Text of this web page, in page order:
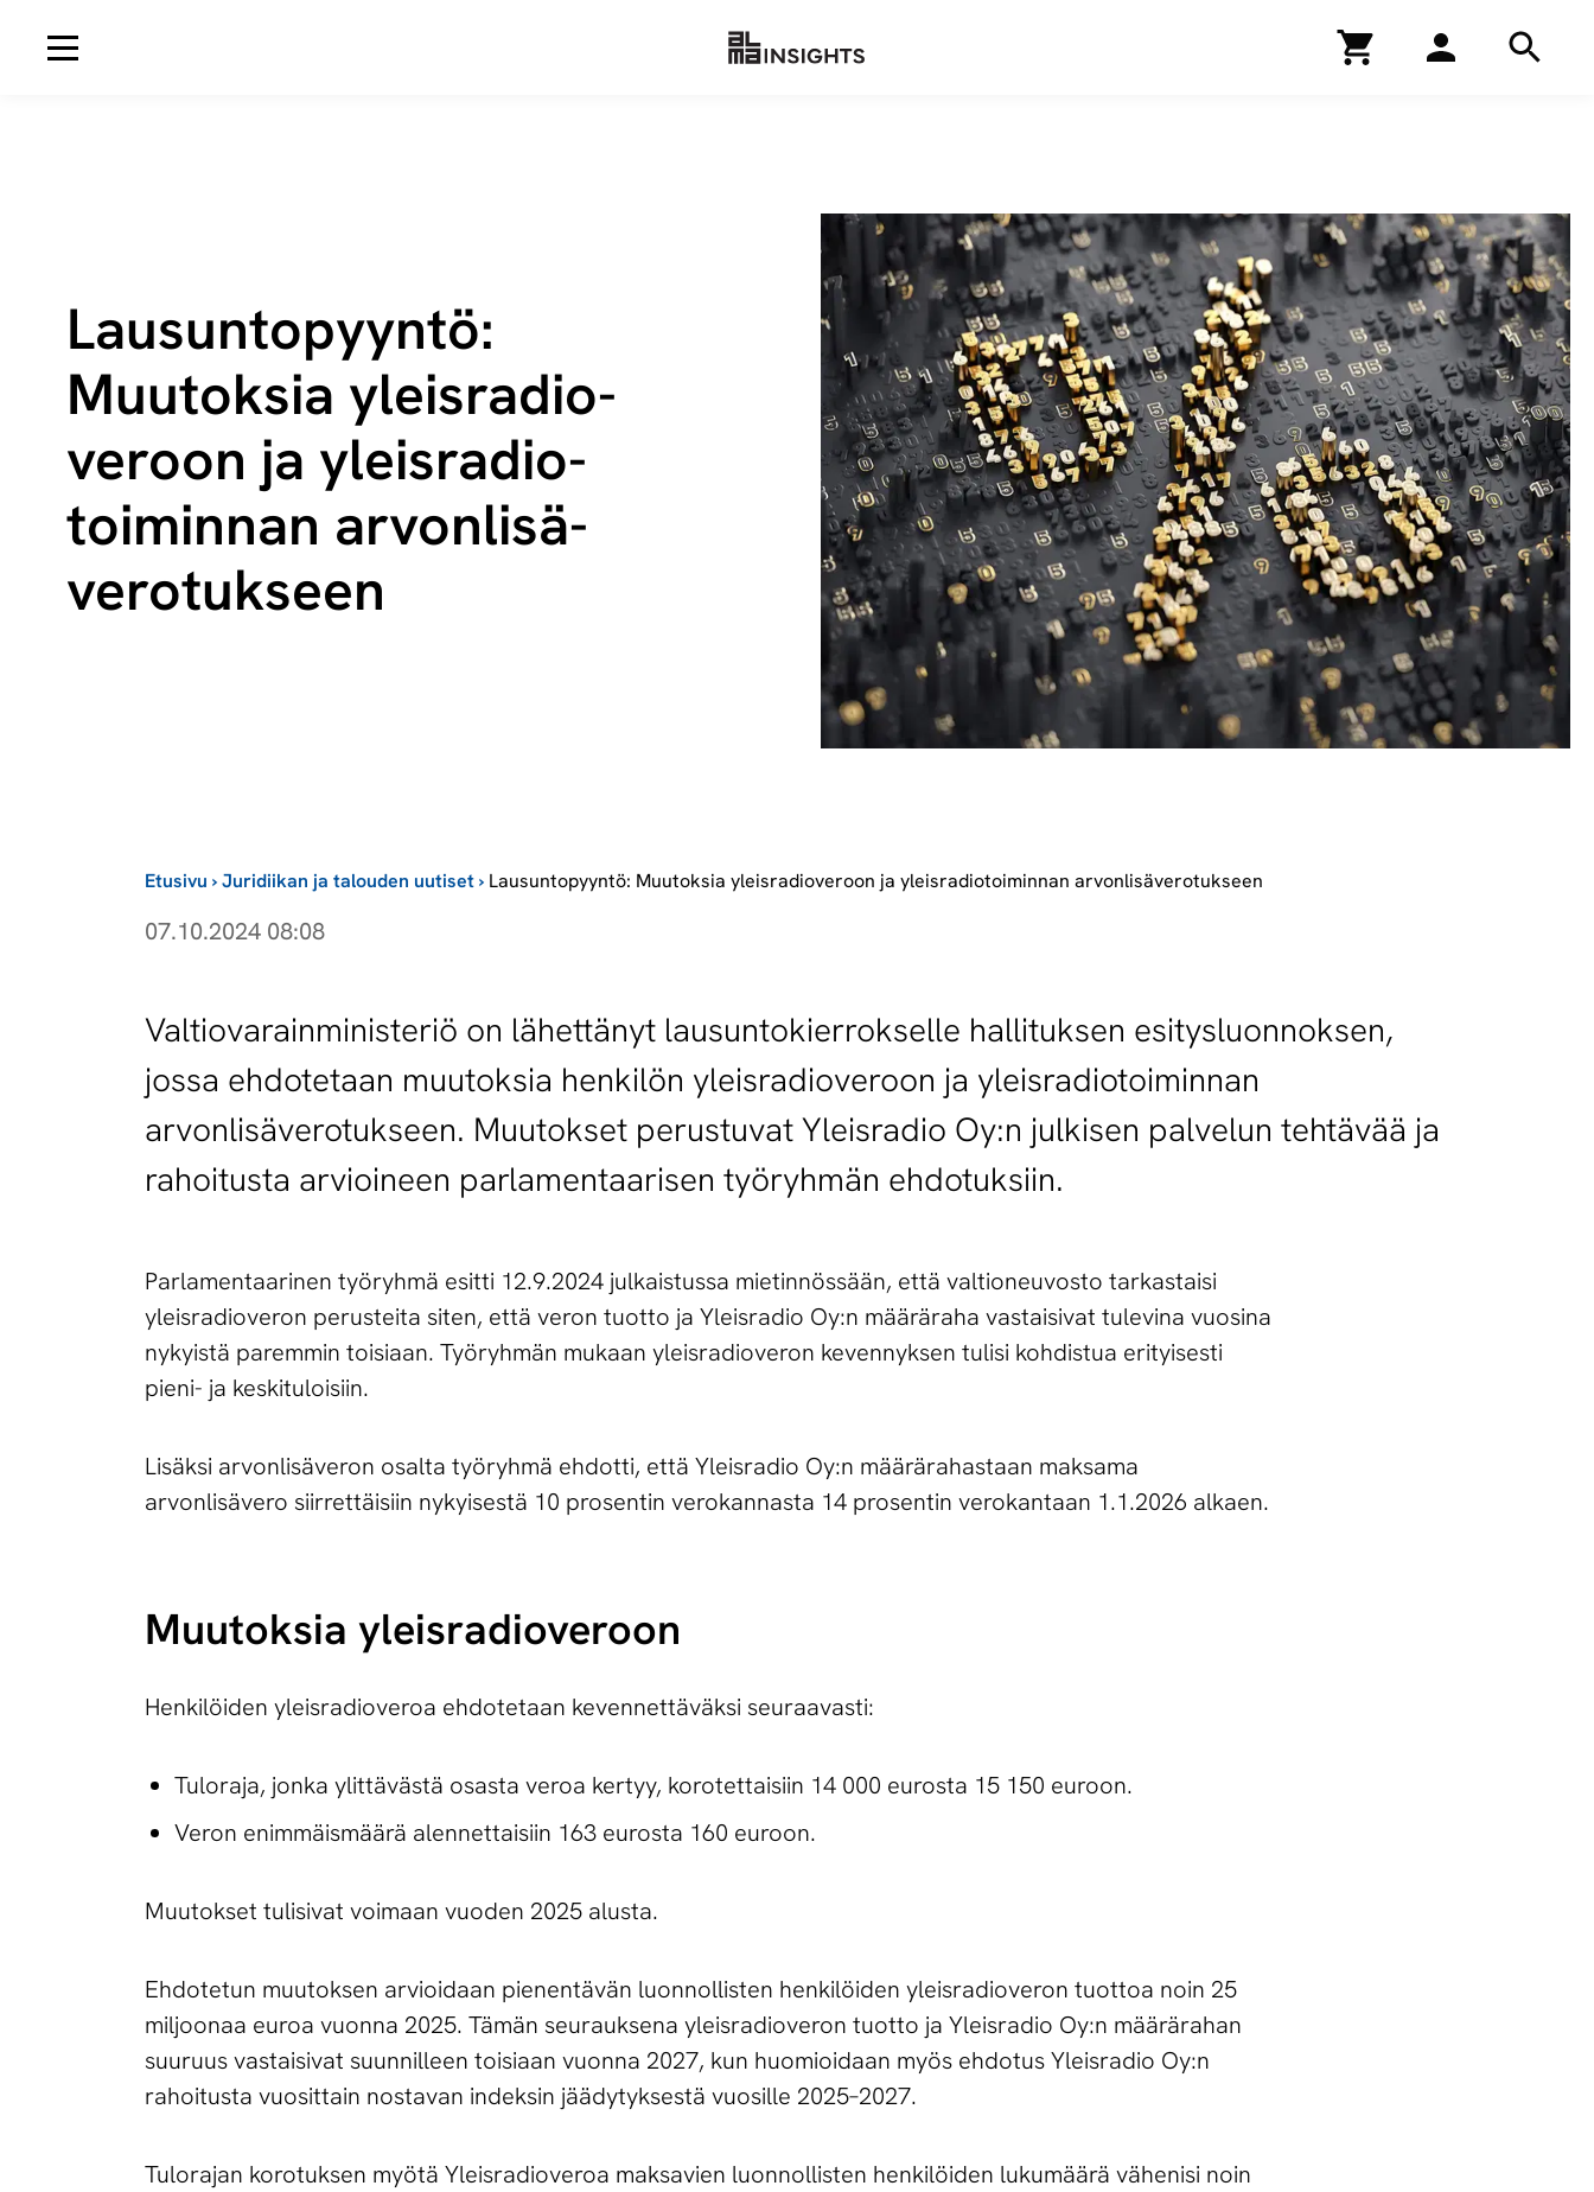
Lausuntopyyntö:
Muutoksia yleis­ra­dio­
ve­roon ja yleis­ra­dio­
toi­min­nan ar­von­li­sä­
ve­ro­tuk­seen
Etusivu ›Juridiikan ja talouden uutiset› Lausuntopyyntö: Muutoksia yleisradioveroon ja yleisradiotoiminnan arvonlisäverotukseen
07.10.2024 08:08
Valtiovarainministeriö on lähettänyt lausuntokierrokselle hallituksen esitysluonnoksen,
jossa ehdotetaan muutoksia henkilön yleisradioveroon ja yleisradiotoiminnan
arvonlisäverotukseen. Muutokset perustuvat Yleisradio Oy:n julkisen palvelun tehtävää ja
rahoitusta arvioineen parlamentaarisen työryhmän ehdotuksiin.
Parlamentaarinen työryhmä esitti 12.9.2024 julkaistussa mietinnössään, että valtioneuvosto tarkastaisi
yleisradioveron perusteita siten, että veron tuotto ja Yleisradio Oy:n määräraha vastaisivat tulevina vuosina
nykyistä paremmin toisiaan. Työryhmän mukaan yleisradioveron kevennyksen tulisi kohdistua erityisesti
pieni- ja keskituloisiin.
Lisäksi arvonlisäveron osalta työryhmä ehdotti, että Yleisradio Oy:n määrärahastaan maksama
arvonlisävero siirrettäisiin nykyisestä 10 prosentin verokannasta 14 prosentin verokantaan 1.1.2026 alkaen.
Muutoksia yleis­ra­dio­ve­roon
Henkilöiden yleisradioveroa ehdotetaan kevennettäväksi seuraavasti:
Tuloraja, jonka ylittävästä osasta veroa kertyy, korotettaisiin 14 000 eurosta 15 150 euroon.
Veron enimmäismäärä alennettaisiin 163 eurosta 160 euroon.
Muutokset tulisivat voimaan vuoden 2025 alusta.
Ehdotetun muutoksen arvioidaan pienentävän luonnollisten henkilöiden yleisradioveron tuottoa noin 25
miljoonaa euroa vuonna 2025. Tämän seurauksena yleisradioveron tuotto ja Yleisradio Oy:n määrärahan
suuruus vastaisivat suunnilleen toisiaan vuonna 2027, kun huomioidaan myös ehdotus Yleisradio Oy:n
rahoitusta vuosittain nostavan indeksin jäädytyksestä vuosille 2025–2027.
Tulorajan korotuksen myötä Yleisradioveroa maksavien luonnollisten henkilöiden lukumäärä vähenisi noin